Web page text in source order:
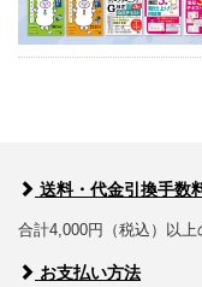
送料・代金引換手数
合計4,000円（税込）以
お支払い方法